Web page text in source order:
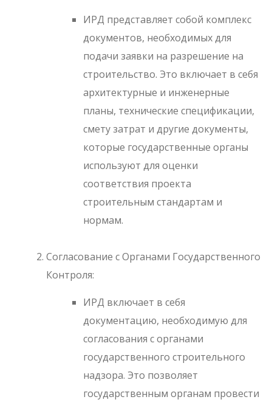
ИРД представляет собой комплекс
документов, необходимых для
подачи заявки на разрешение на
строительство. Это включает в себя
архитектурные и инженерные
планы, технические спецификации,
смету затрат и другие документы,
которые государственные органы
используют для оценки
соответствия проекта
строительным стандартам и
нормам.
Согласование с Органами Государственного
Контроля:
ИРД включает в себя
документацию, необходимую для
согласования с органами
государственного строительного
надзора. Это позволяет
государственным органам провести